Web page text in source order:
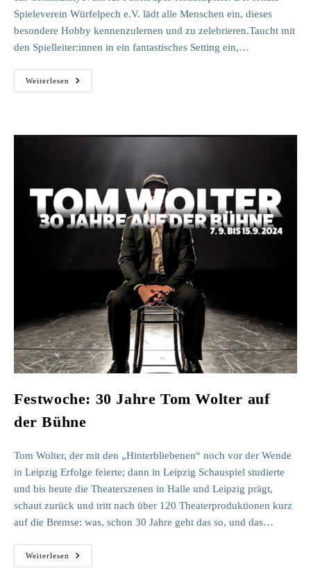
Spieleverein Würfelpech e.V. lädt alle Menschen ein, dieses
besondere Hobby kennenzulernen und zu zelebrieren.Taucht mit
den Spielleiter:innen in ein fantastisches Setting ein,…
Weiterlesen
HallunkenCon
2024
Festwoche: 30 Jahre Tom Wolter auf
der Bühne
Tom Wolter, der mit den „Hinterbliebenen“ noch vor der Wende
in Leipzig Erfolge feierte; dann in Leipzig Schauspiel studierte
und bis heute die Theaterszenen in Halle und Leipzig prägt,
schaut zurück und tritt nach über 120 Theaterproduktionen kurz
auf die Bremse: was, schon 30 Jahre geht das so, und das…
Weiterlesen
Festwoche:
30